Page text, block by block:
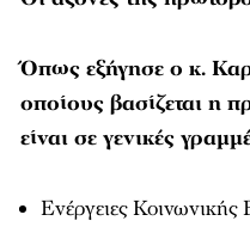
Όπως εξήγησε ο κ.
οποίους βασίζεται η
είναι σε γενικές
Ενέργειες Κοινωνικής